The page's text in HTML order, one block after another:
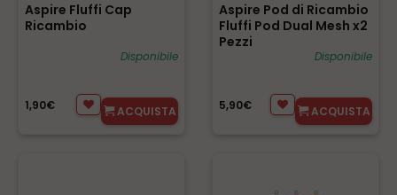
Aspire Fluffi Cap
Ricambio
Disponibile
1,90€ ACQUISTA
Aspire Pod di Ricambio
Fluffi Pod Dual Mesh x2
Pezzi
Disponibile
5,90€ ACQUISTA